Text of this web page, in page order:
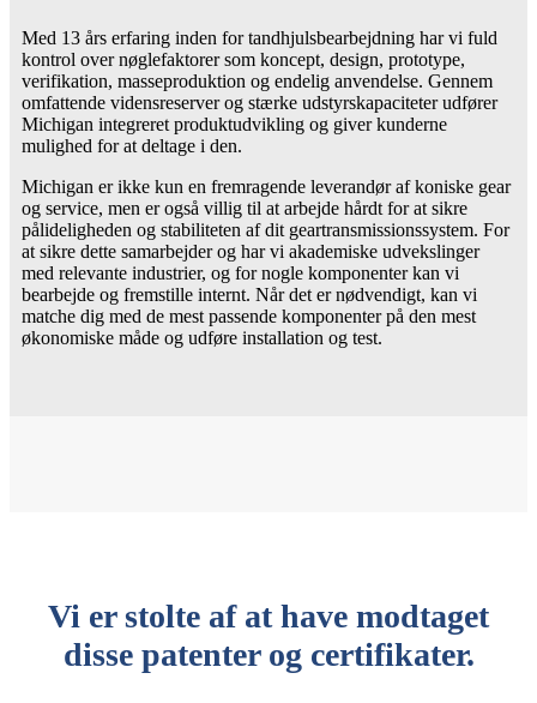
Med 13 års erfaring inden for tandhjulsbearbejdning har vi fuld
kontrol over nøglefaktorer som koncept, design, prototype,
verifikation, masseproduktion og endelig anvendelse. Gennem
omfattende vidensreserver og stærke udstyrskapaciteter udfører
Michigan integreret produktudvikling og giver kunderne
mulighed for at deltage i den.
Michigan er ikke kun en fremragende leverandør af koniske gear
og service, men er også villig til at arbejde hårdt for at sikre
pålideligheden og stabiliteten af ​​dit geartransmissionssystem. For
at sikre dette samarbejder og har vi akademiske udvekslinger
med relevante industrier, og for nogle komponenter kan vi
bearbejde og fremstille internt. Når det er nødvendigt, kan vi
matche dig med de mest passende komponenter på den mest
økonomiske måde og udføre installation og test.
Vi er stolte af at have modtaget
disse patenter og certifikater.